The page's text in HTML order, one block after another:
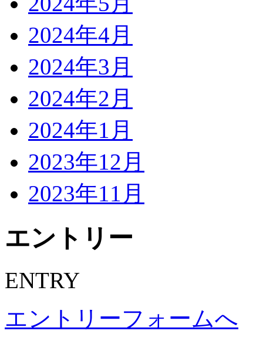
2024年4月
2024年3月
2024年2月
2024年1月
2023年12月
2023年11月
エントリー
ENTRY
エントリーフォームへ